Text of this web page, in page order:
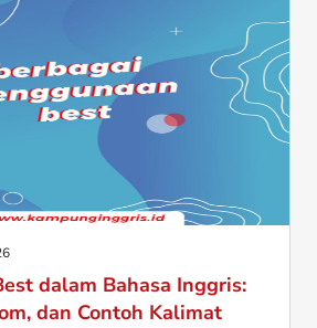
dalam Bahasa Inggris:
dan Contoh Kalimat